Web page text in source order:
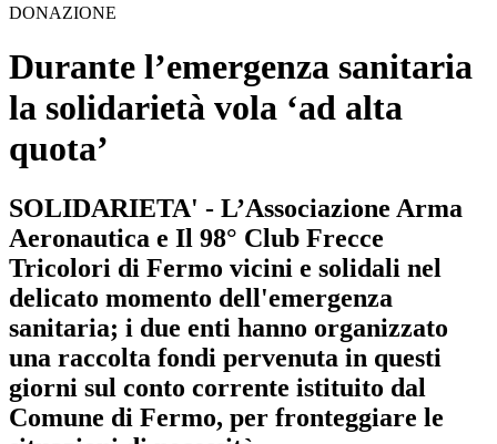
DONAZIONE
Durante l’emergenza sanitaria
la solidarietà vola ‘ad alta
quota’
SOLIDARIETA' - L’Associazione Arma
Aeronautica e Il 98° Club Frecce
Tricolori di Fermo vicini e solidali nel
delicato momento dell'emergenza
sanitaria; i due enti hanno organizzato
una raccolta fondi pervenuta in questi
giorni sul conto corrente istituito dal
Comune di Fermo, per fronteggiare le